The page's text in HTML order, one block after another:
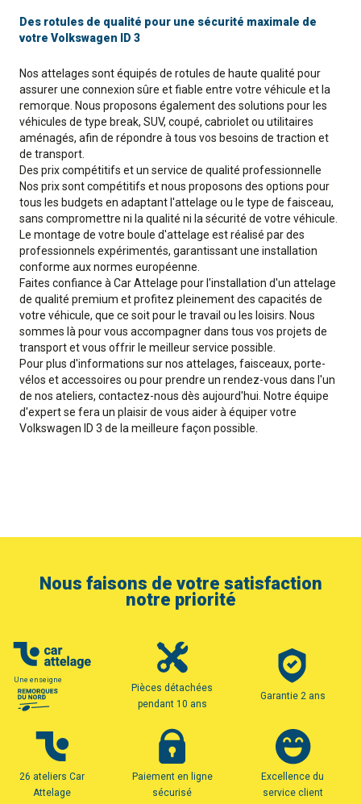
Des rotules de qualité pour une sécurité maximale de
votre Volkswagen ID 3
Nos attelages sont équipés de rotules de haute qualité pour
assurer une connexion sûre et fiable entre votre véhicule et la
remorque. Nous proposons également des solutions pour les
véhicules de type break, SUV, coupé, cabriolet ou utilitaires
aménagés, afin de répondre à tous vos besoins de traction et
de transport.
Des prix compétitifs et un service de qualité professionnelle
Nos prix sont compétitifs et nous proposons des options pour
tous les budgets en adaptant l'attelage ou le type de faisceau,
sans compromettre ni la qualité ni la sécurité de votre véhicule.
Le montage de votre boule d'attelage est réalisé par des
professionnels expérimentés, garantissant une installation
conforme aux normes européenne.
Faites confiance à Car Attelage pour l'installation d'un attelage
de qualité premium et profitez pleinement des capacités de
votre véhicule, que ce soit pour le travail ou les loisirs. Nous
sommes là pour vous accompagner dans tous vos projets de
transport et vous offrir le meilleur service possible.
Pour plus d'informations sur nos attelages, faisceaux, porte-
vélos et accessoires ou pour prendre un rendez-vous dans l'un
de nos ateliers, contactez-nous dès aujourd'hui. Notre équipe
d'expert se fera un plaisir de vous aider à équiper votre
Volkswagen ID 3 de la meilleure façon possible.
Nous faisons de votre satisfaction
notre priorité
Une enseigne
Pièces détachées
pendant 10 ans
Garantie 2 ans
26 ateliers Car
Attelage
Paiement en ligne
sécurisé
Excellence du
service client